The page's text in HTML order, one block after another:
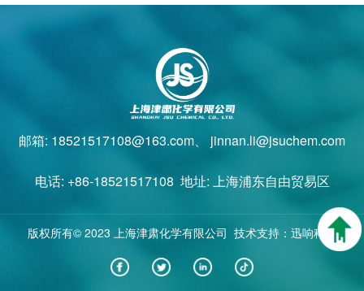
邮箱: 18521517108@163.com、 jinnan.li@jsuchem.com
电话: +86-18521517108 地址: 上海浦东自由贸易区
版权所有© 2023 上海津肃化学有限公司 技术支持：迅响科技